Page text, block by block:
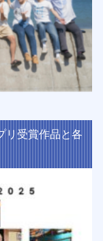
リ受賞作品と各